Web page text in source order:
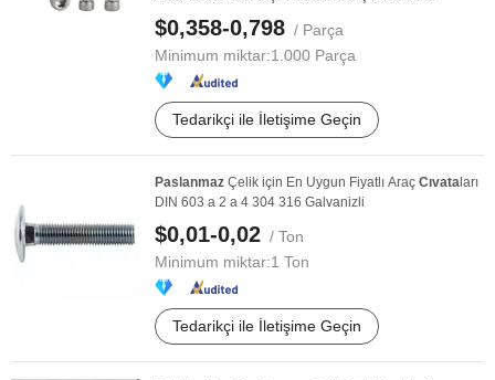
$0,358-0,798 / Parça
Minimum miktar:1.000 Parça
Tedarikçi ile İletişime Geçin
Paslanmaz Çelik için En Uygun Fiyatlı Araç Cıvata ları
DIN 603 a 2 a 4 304 316 Galvanizli
$0,01-0,02 / Ton
Minimum miktar:1 Ton
Tedarikçi ile İletişime Geçin